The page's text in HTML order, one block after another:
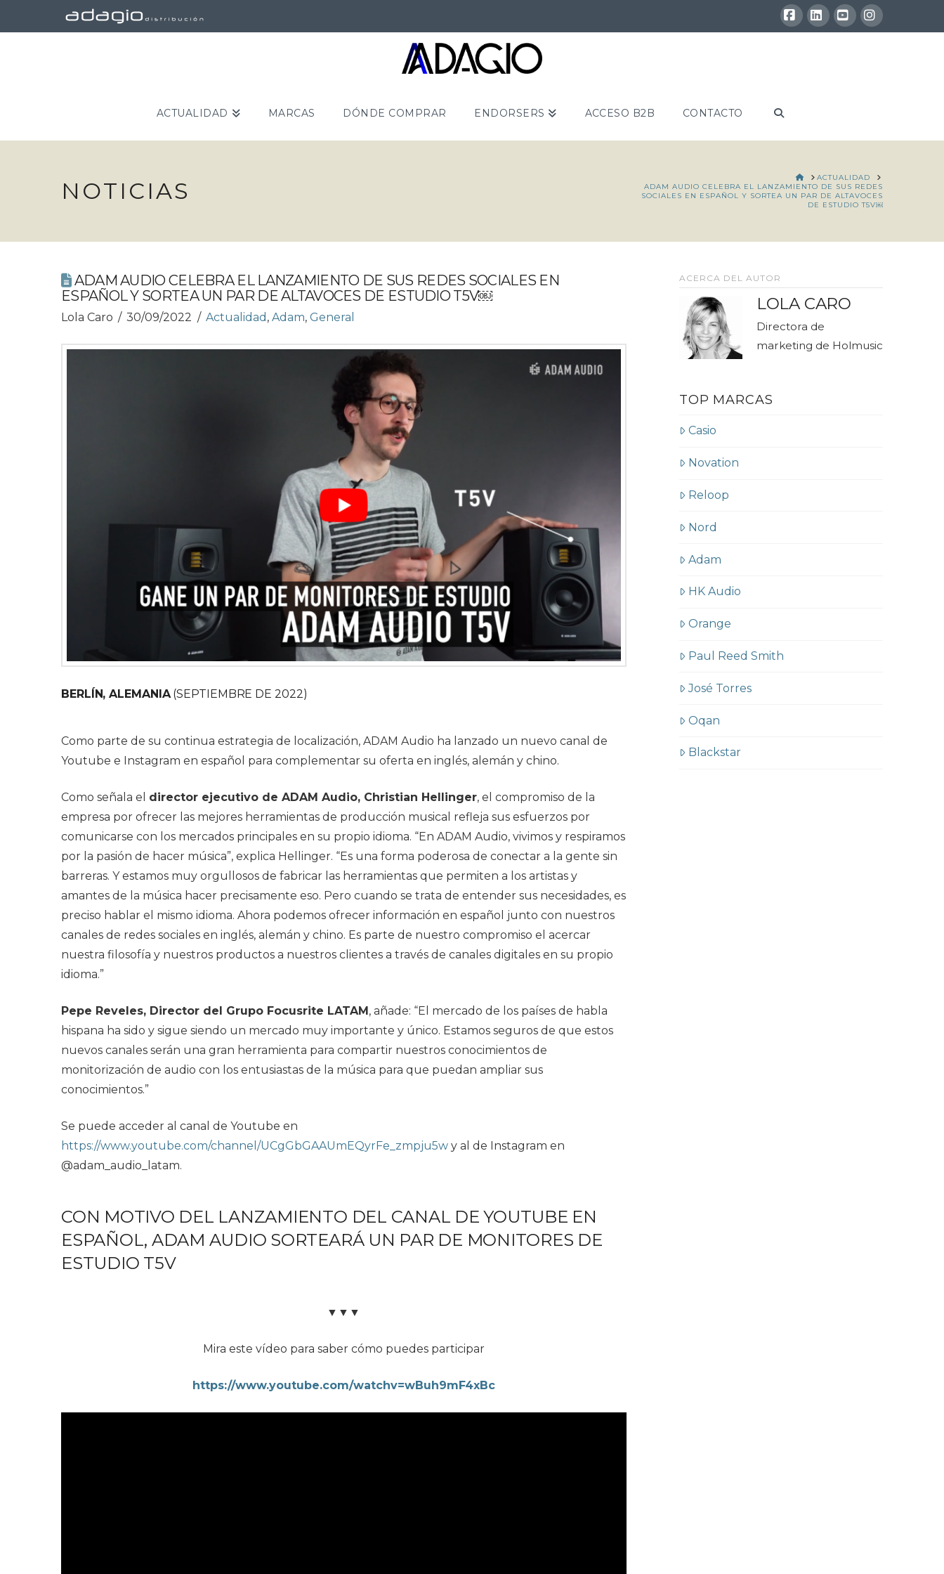
Facebook
LinkedInYouTubeInstagram
ACTUALIDAD MARCAS DÓNDE COMPRAR ENDORSERS ACCESO B2B CONTACTO
NOTICIAS
HOME
ACTUALIDAD
ADAM AUDIO CELEBRA EL LANZAMIENTO DE SUS REDES
SOCIALES EN ESPAÑOL Y SORTEA UN PAR DE ALTAVOCES
DE ESTUDIO T5V￼
ADAM AUDIO CELEBRA EL LANZAMIENTO DE SUS REDES SOCIALES EN
ESPAÑOL Y SORTEA UN PAR DE ALTAVOCES DE ESTUDIO T5V￼
Lola Caro 30/09/2022 Actualidad , Adam, General
BERLÍN, ALEMANIA(SEPTIEMBRE DE 2022)
Como parte de su continua estrategia de localización, ADAM Audio ha lanzado un nuevo canal de
Youtube e Instagram en español para complementar su oferta en inglés, alemán y chino.
Como señala el director ejecutivo de ADAM Audio, Christian Hellinger, el compromiso de la
empresa por ofrecer las mejores herramientas de producción musical refleja sus esfuerzos por
comunicarse con los mercados principales en su propio idioma. “En ADAM Audio, vivimos y respiramos
por la pasión de hacer música”, explica Hellinger. “Es una forma poderosa de conectar a la gente sin
barreras. Y estamos muy orgullosos de fabricar las herramientas que permiten a los artistas y
amantes de la música hacer precisamente eso. Pero cuando se trata de entender sus necesidades, es
preciso hablar el mismo idioma. Ahora podemos ofrecer información en español junto con nuestros
canales de redes sociales en inglés, alemán y chino. Es parte de nuestro compromiso el acercar
nuestra filosofía y nuestros productos a nuestros clientes a través de canales digitales en su propio
idioma.”
Pepe Reveles, Director del Grupo Focusrite LATAM, añade: “El mercado de los países de habla
hispana ha sido y sigue siendo un mercado muy importante y único. Estamos seguros de que estos
nuevos canales serán una gran herramienta para compartir nuestros conocimientos de
monitorización de audio con los entusiastas de la música para que puedan ampliar sus
conocimientos.”
Se puede acceder al canal de Youtube en
https://www.youtube.com/channel/UCgGbGAAUmEQyrFe_zmpju5w y al de Instagram en
@adam_audio_latam.
CON MOTIVO DEL LANZAMIENTO DEL CANAL DE YOUTUBE EN
ESPAÑOL, ADAM AUDIO SORTEARÁ UN PAR DE MONITORES DE
ESTUDIO T5V
▼▼▼
Mira este vídeo para saber cómo puedes participar
https://www.youtube.com/watchv=wBuh9mF4xBc
ACERCA DEL AUTOR
LOLA CARO
Directora de
marketing de Holmusic
TOP MARCAS
Casio
Novation
Reloop
Nord
Adam
HK Audio
Orange
Paul Reed Smith
José Torres
Oqan
Blackstar